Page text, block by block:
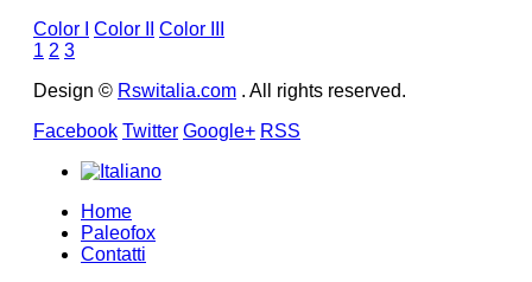
Color I
Color II
Color III
1 2 3
Design © Rswitalia.com . All rights reserved.
Facebook Twitter Google+ RSS
Home
Paleofox
Contatti